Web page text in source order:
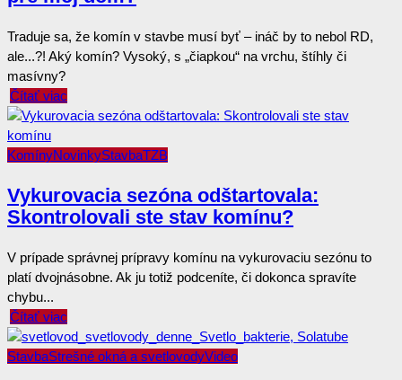
Traduje sa, že komín v stavbe musí byť – ináč by to nebol RD,
ale...?! Aký komín? Vysoký, s „čiapkou“ na vrchu, štíhly či
masívny?
Čítať viac
KomínyNovinkyStavbaTZB
Vykurovacia sezóna odštartovala:
Skontrolovali ste stav komínu?
V prípade správnej prípravy komínu na vykurovaciu sezónu to
platí dvojnásobne. Ak ju totiž podceníte, či dokonca spravíte
chybu...
Čítať viac
StavbaStrešné okná a svetlovodyVideo